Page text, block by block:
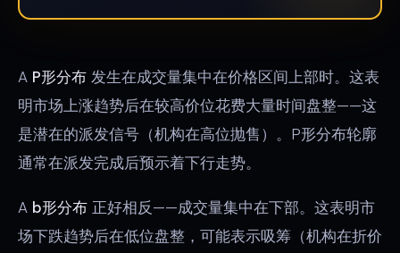
A P形分布 发生在成交量集中在价格区间上部时。这表
明市场上涨趋势后在较高价位花费大量时间盘整——这
是潜在的派发信号（机构在高位抛售）。P形分布轮廓
通常在派发完成后预示着下行走势。
A b形分布 正好相反——成交量集中在下部。这表明市
场下跌趋势后在低位盘整，可能表示吸筹（机构在折价